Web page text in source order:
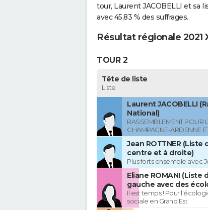
tour, Laurent JACOBELLI et sa
avec 45,83 % des suffrages.
Résultat régionale 2021
TOUR 2
Tête de liste
Liste
Laurent JACOBELLI
National)
RASSEMBLEMENT POUR
CHAMPAGNE-ARDENNE
Jean ROTTNER (Liste
centre et à droite)
Plus forts ensemble avec
Eliane ROMANI (Liste
gauche avec des
Il est temps ! Pour
sociale en Grand Est